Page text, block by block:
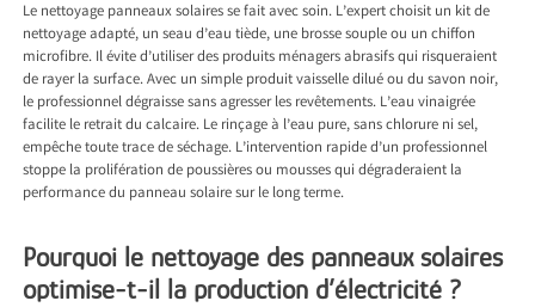
Le nettoyage panneaux solaires se fait avec soin. L’expert choisit un kit de
nettoyage adapté, un seau d’eau tiède, une brosse souple ou un chiffon
microfibre. Il évite d’utiliser des produits ménagers abrasifs qui risqueraient
de rayer la surface. Avec un simple produit vaisselle dilué ou du savon noir,
le professionnel dégraisse sans agresser les revêtements. L’eau vinaigrée
facilite le retrait du calcaire. Le rinçage à l’eau pure, sans chlorure ni sel,
empêche toute trace de séchage. L’intervention rapide d’un professionnel
stoppe la prolifération de poussières ou mousses qui dégraderaient la
performance du panneau solaire sur le long terme.
Pourquoi le nettoyage des panneaux solaires
optimise-t-il la production d’électricité ?